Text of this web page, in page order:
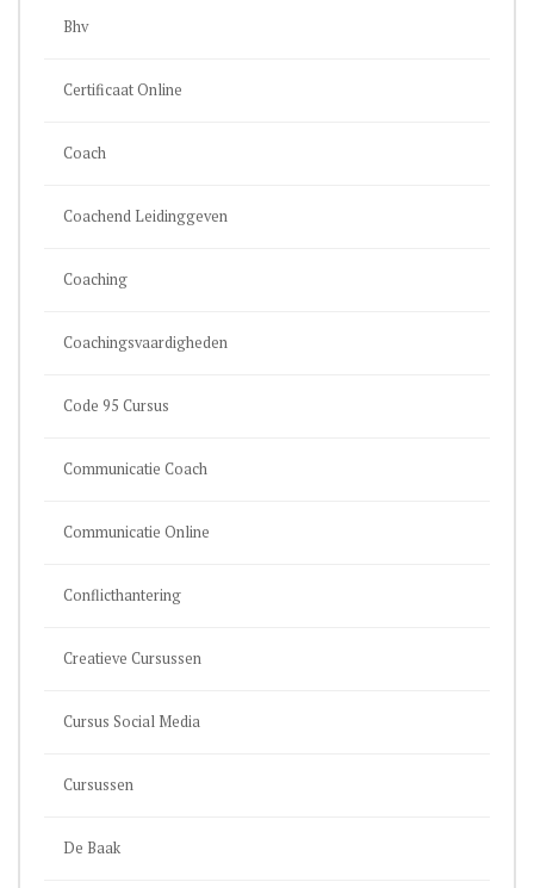
Bhv
Certificaat Online
Coach
Coachend Leidinggeven
Coaching
Coachingsvaardigheden
Code 95 Cursus
Communicatie Coach
Communicatie Online
Conflicthantering
Creatieve Cursussen
Cursus Social Media
Cursussen
De Baak